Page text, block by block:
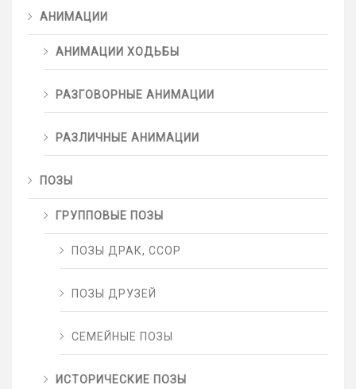
АНИМАЦИИ
АНИМАЦИИ ХОДЬБЫ
РАЗГОВОРНЫЕ АНИМАЦИИ
РАЗЛИЧНЫЕ АНИМАЦИИ
ПОЗЫ
ГРУППОВЫЕ ПОЗЫ
ПОЗЫ ДРАК, ССОР
ПОЗЫ ДРУЗЕЙ
СЕМЕЙНЫЕ ПОЗЫ
ИСТОРИЧЕСКИЕ ПОЗЫ